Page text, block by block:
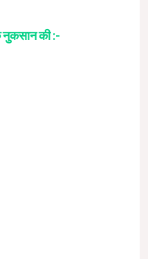
नुकसान की :-